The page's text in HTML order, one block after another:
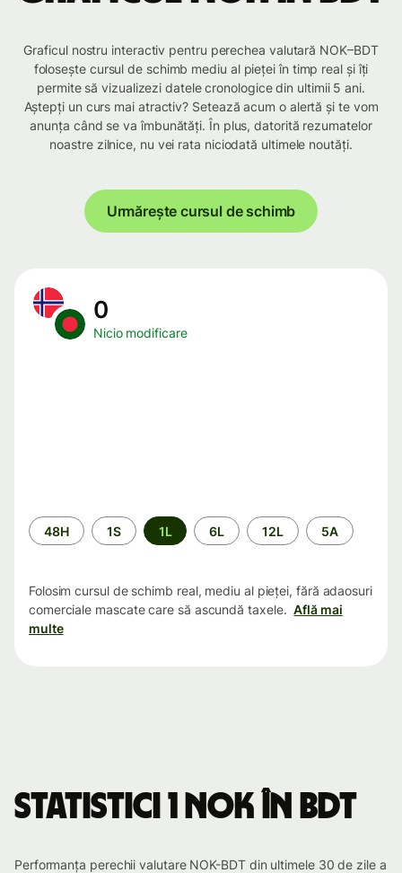
Graficul nostru interactiv pentru perechea valutară NOK–BDT
folosește cursul de schimb mediu al pieței în timp real și îți
permite să vizualizezi datele cronologice din ultimii 5 ani.
Aștepți un curs mai atractiv? Setează acum o alertă și te vom
anunța când se va îmbunătăți. În plus, datorită rezumatelor
noastre zilnice, nu vei rata niciodată ultimele noutăți.
Urmărește cursul de schimb
0
Nicio modificare
Perioada
48H 1S 1L 6L 12L 5A
Folosim cursul de schimb real, mediu al pieței, fără adaosuri
comerciale mascate care să ascundă taxele. Află mai
multe
Statistici 1 NOK în BDT
Performanța perechii valutare NOK-BDT din ultimele 30 de zile a